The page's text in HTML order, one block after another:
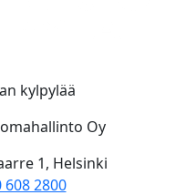
kylpylää
Oy
1, Helsinki
2800